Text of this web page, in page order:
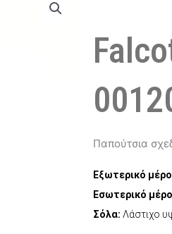
Παπούτσια
Εξωτερικό
Εσωτερικό
Σόλα: Λάστιχο